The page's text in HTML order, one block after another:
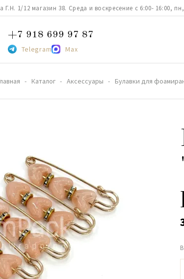
1/12 магазин 38. Среда и воскресение с 6:00- 16:00,
+7 918 699 97 87
Telegram Max
Каталог Аксессуары Булавки для